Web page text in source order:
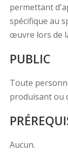
permettant
spécifique au
œuvre lors de
PUBLIC
Toute
produisant ou
Aucun.